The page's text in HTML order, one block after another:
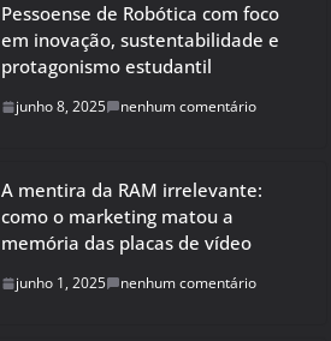
Pessoense de Robótica com foco
em inovação, sustentabilidade e
protagonismo estudantil
junho 8, 2025 nenhum comentário
A mentira da RAM irrelevante:
como o marketing matou a
memória das placas de vídeo
junho 1, 2025 nenhum comentário